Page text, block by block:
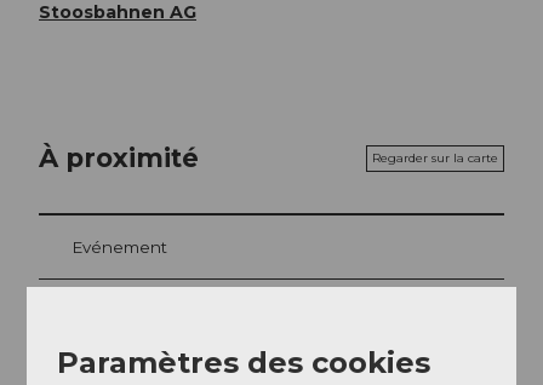
Stoosbahnen AG
À proximité Regarder sur la carte
Evénement
Paramètres des cookies